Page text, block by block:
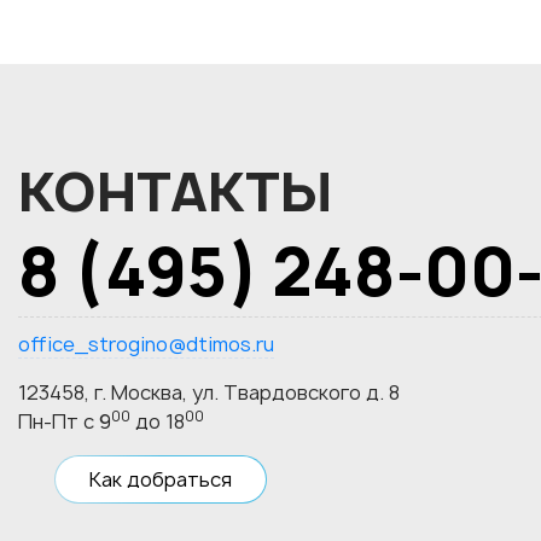
КОНТАКТЫ
8 (495) 248-
office_strogino@dtimos.ru
123458, г. Москва, ул. Твардовского д. 8
Пн-Пт с 900 до 1800
Как добраться